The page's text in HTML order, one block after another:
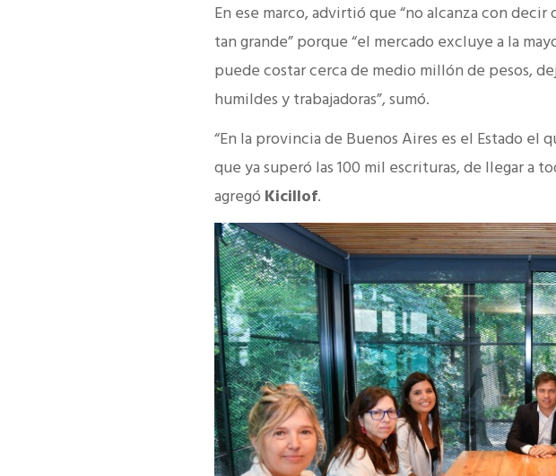
En ese marco, advirtió que “no alcanza con
tan grande” porque “el mercado excluye a la
puede costar cerca de medio millón de pesos,
humildes y trabajadoras”, sumó.
“En la provincia de Buenos Aires es el Estado el
que ya superó las 100 mil escrituras, de llegar a
agregó Kicillof.